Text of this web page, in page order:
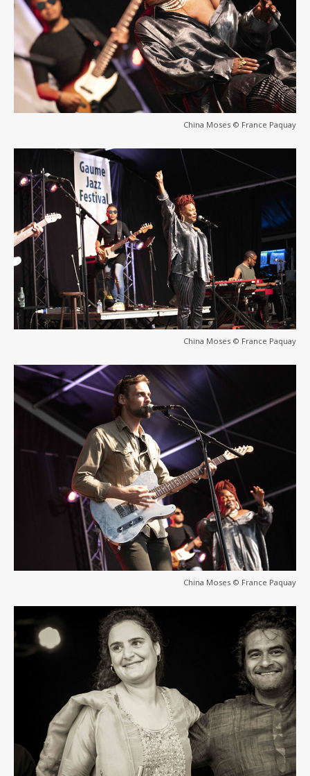
China Moses © France Paquay
China Moses © France Paquay
China Moses © France Paquay